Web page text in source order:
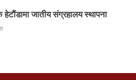
हेटौंडामा जातीय संग्रहालय स्थापना